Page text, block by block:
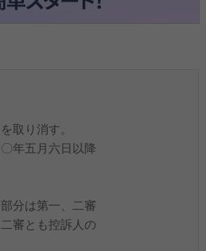
取り消す。
年五月六日以降
分は第一、二審
審とも控訴人の